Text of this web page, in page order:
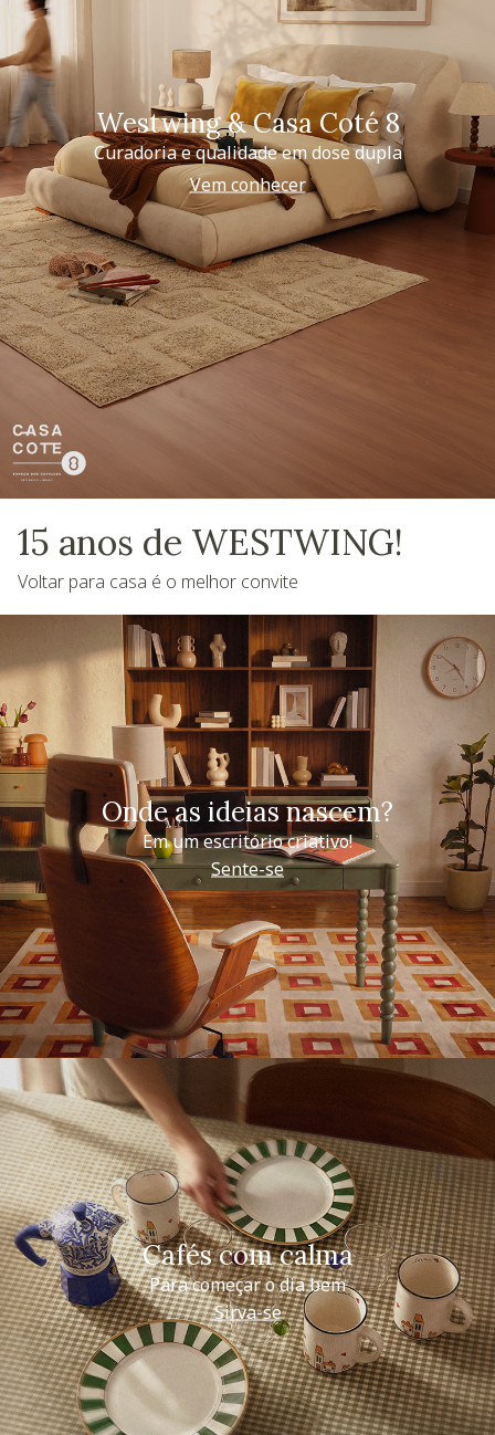
Westwing & Casa Coté 8
Curadoria e qualidade em dose dupla
Vem conhecer
15 anos de WESTWING!
Voltar para casa é o melhor convite
Onde as ideias nascem?
Em um escritório criativo!
Sente-se
Cafés com calma
Para começar o dia bem
Sirva-se